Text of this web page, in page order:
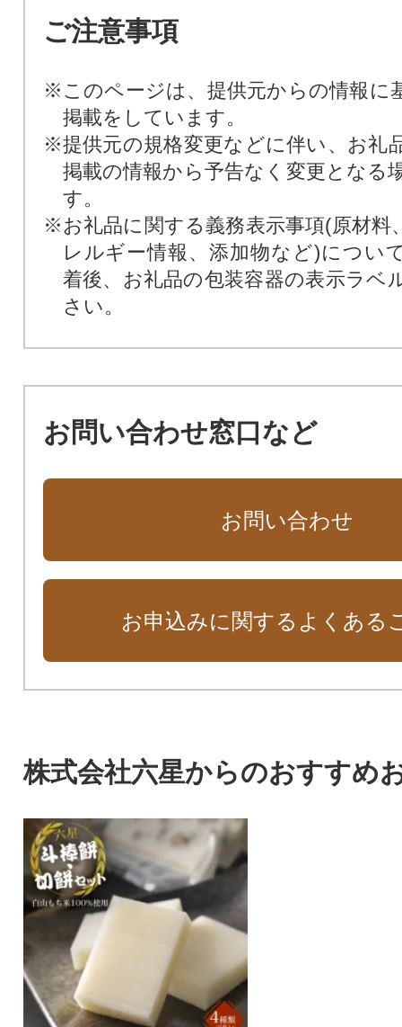
ご注意事項
※このページは、提供元からの情報に
掲載をしています。
※提供元の規格変更などに伴い、お礼
掲載の情報から予告なく変更となる
す。
※お礼品に関する義務表示事項(原材料
レルギー情報、添加物など)につい
着後、お礼品の包装容器の表示ラベ
さい。
お問い合わせ窓口など
お問い合わせ
お申込みに関するよくある
株式会社六星からのおすすめ